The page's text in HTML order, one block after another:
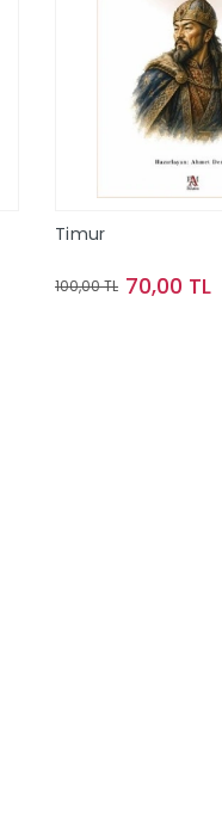
Timur
100,00 TL 70,00 TL